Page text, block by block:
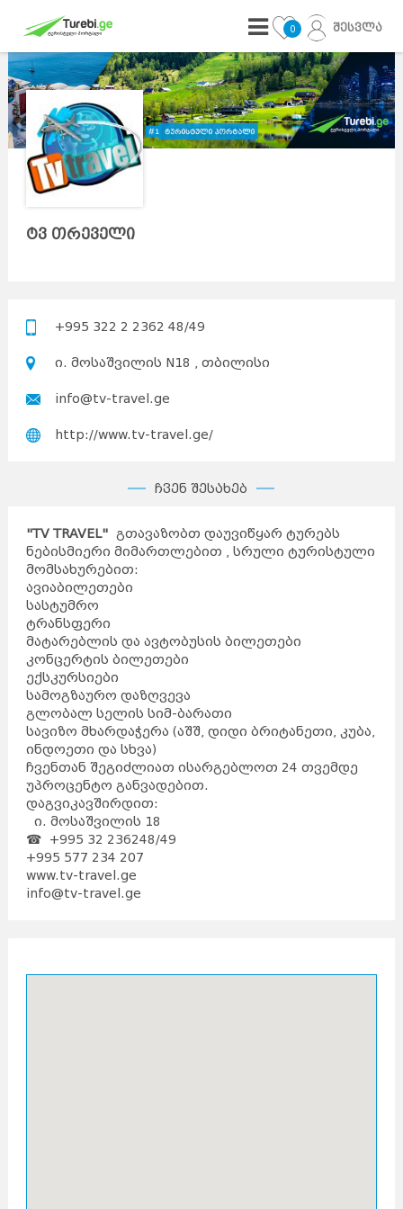
0 შესვლა
ტვ თრეველი
+995 322 2 2362 48/49
ი. მოსაშვილის N18 , თბილისი
info@tv-travel.ge
http://www.tv-travel.ge/
ჩვენ შესახებ
"TV TRAVEL" გთავაზობთ დაუვიწყარ ტურებს
ნებისმიერი მიმართლებით , სრული ტურისტული
მომსახურებით:
ავიაბილეთები
სასტუმრო
ტრანსფერი
მატარებლის და ავტობუსის ბილეთები
კონცერტის ბილეთები
ექსკურსიები
სამოგზაურო დაზღვევა
გლობალ სელის სიმ-ბარათი
სავიზო მხარდაჭერა (აშშ, დიდი ბრიტანეთი, კუბა,
ინდოეთი და სხვა)
ჩვენთან შეგიძლიათ ისარგებლოთ 24 თვემდე
უპროცენტო განვადებით.
დაგვიკავშირდით:
ი. მოსაშვილის 18
☎ +995 32 236248/49
+995 577 234 207
www.tv-travel.ge
info@tv-travel.ge